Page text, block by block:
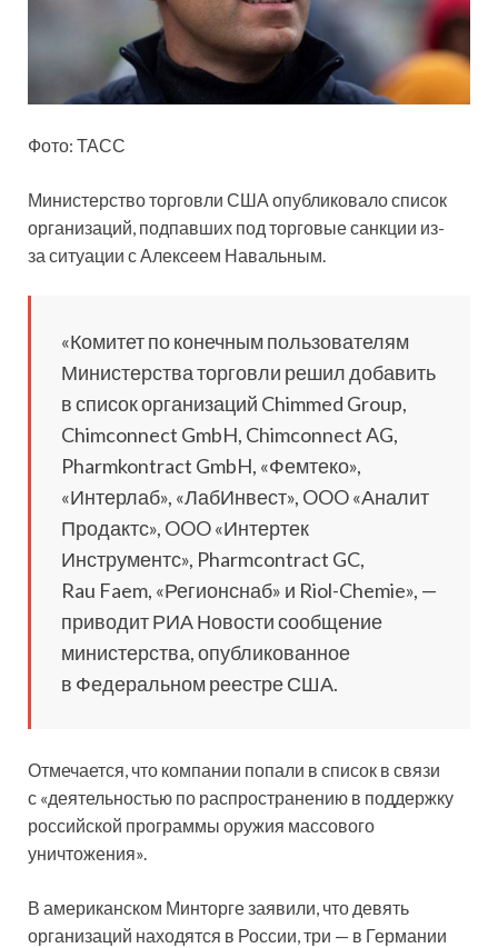
Фото: ТАСС
Министерство торговли США опубликовало список
организаций, подпавших под торговые санкции из-
за ситуации с Алексеем Навальным.
«Комитет по конечным пользователям
Министерства торговли решил добавить
в список организаций Chimmed Group,
Chimconnect GmbH, Chimconnect AG,
Pharmkontract GmbH, «Фемтеко»,
«Интерлаб», «ЛабИнвест», OOO «Аналит
Продактс», OOO «Интертек
Инструментс», Pharmcontract GC,
Rau Faem, «Регионснаб» и Riol-Chemie», —
приводит РИА Новости сообщение
министерства, опубликованное
в Федеральном реестре США.
Отмечается, что компании попали в список в связи
с «деятельностью по распространению в поддержку
российской программы оружия массового
уничтожения».
В американском Минторге заявили, что девять
организаций находятся в России, три — в Германии